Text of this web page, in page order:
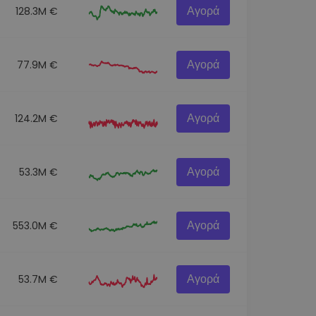
128.3M € Αγορά
77.9M € Αγορά
124.2M € Αγορά
53.3M € Αγορά
553.0M € Αγορά
53.7M € Αγορά